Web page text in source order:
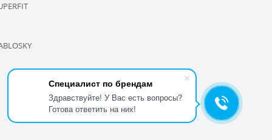
Специалист по брендам
Здравствуйте! У Вас есть вопросы?
Готова ответить на них!